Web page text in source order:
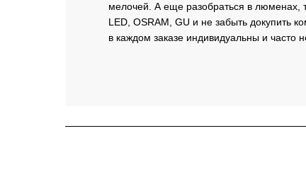
мелочей. А еще разобраться в люменах,
LED, OSRAM, GU и не забыть докупить
в каждом заказе индивидуальны и часто